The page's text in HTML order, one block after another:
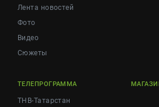
Лента новостей
Фото
Видео
Сюжеты
ТЕЛЕПРОГРАММА
ТНВ-Татарстан